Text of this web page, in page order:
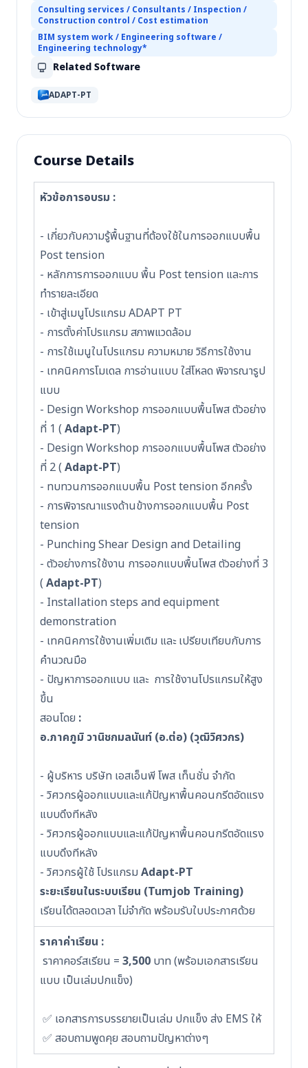
Consulting services / Consultants / Inspection /
Construction control / Cost estimation
BIM system work / Engineering software /
Engineering technology*
Related Software
ADAPT-PT
Course Details
หัวข้อการอบรม :
- เกี่ยวกับความรู้พื้นฐานที่ต้องใช้ในการออกแบบพื้น
Post tension
- หลักการการออกแบบ พื้น Post tension และการ
ทำรายละเอียด
- เข้าสู่เมนูโปรแกรม ADAPT PT
- การตั้งค่าโปรแกรม สภาพแวดล้อม
- การใช้เมนูในโปรแกรม ความหมาย วิธีการใช้งาน
- เทคนิคการโมเดล การอ่านแบบ ใส่โหลด พิจารณารูป
แบบ
- Design Workshop การออกแบบพื้นโพส ตัวอย่าง
ที่ 1 ( Adapt-PT)
- Design Workshop การออกแบบพื้นโพส ตัวอย่าง
ที่ 2 ( Adapt-PT)
- ทบทวนการออกแบบพื้น Post tension อีกครั้ง
- การพิจารณาแรงด้านข้างการออกแบบพื้น Post
tension
- Punching Shear Design and Detailing
- ตัวอย่างการใช้งาน การออกแบบพื้นโพส ตัวอย่างที่ 3
( Adapt-PT)
- Installation steps and equipment
demonstration
- เทคนิคการใช้งานเพิ่มเติม และ เปรียบเทียบกับการ
คำนวณมือ
- ปัญหาการออกแบบ และ การใช้งานโปรแกรมให้สูง
ขึ้น
สอนโดย :
อ.ภาคภูมิ วานิชกมลนันท์ (อ.ต่อ) (วุฒิวิศวกร)
- ผู้บริหาร บริษัท เอสเอ็นพี โพส เท็นชั่น จำกัด
- วิศวกรผู้ออกแบบและแก้ปัญหาพื้นคอนกรีตอัดแรง
แบบดึงทีหลัง
- วิศวกรผู้ออกแบบและแก้ปัญหาพื้นคอนกรีตอัดแรง
แบบดึงทีหลัง
- วิศวกรผู้ใช้ โปรแกรม Adapt-PT
ระยะเรียนในระบบเรียน (Tumjob Training)
เรียนได้ตลอดเวลา ไม่จำกัด พร้อมรับใบประกาศด้วย
ราคาค่าเรียน :
ราคาคอร์สเรียน = 3,500 บาท (พร้อมเอกสารเรียน
แบบ เป็นเล่มปกแข็ง)
✅ เอกสารการบรรยายเป็นเล่ม ปกแข็ง ส่ง EMS ให้
✅ สอบถามพูดคุย สอบถามปัญหาต่างๆ